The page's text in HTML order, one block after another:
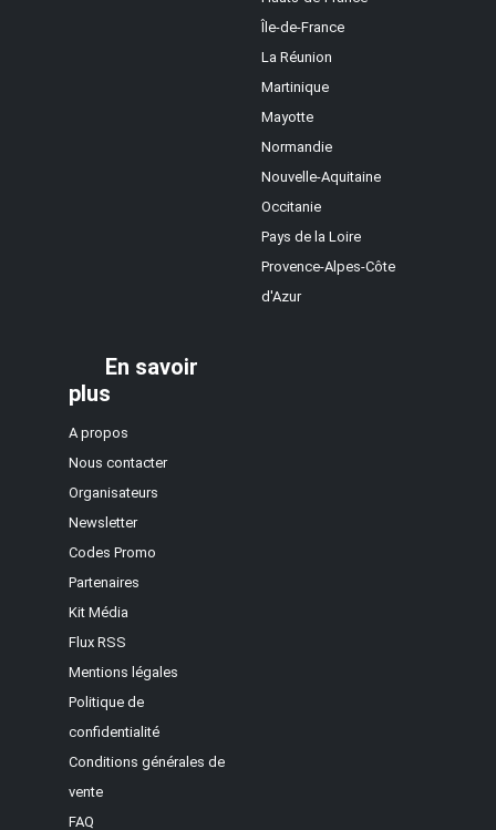
Île-de-France
La Réunion
Martinique
Mayotte
Normandie
Nouvelle-Aquitaine
Occitanie
Pays de la Loire
Provence-Alpes-Côte
d'Azur
En savoir
plus
A propos
Nous contacter
Organisateurs
Newsletter
Codes Promo
Partenaires
Kit Média
Flux RSS
Mentions légales
Politique de
confidentialité
Conditions générales de
vente
FAQ